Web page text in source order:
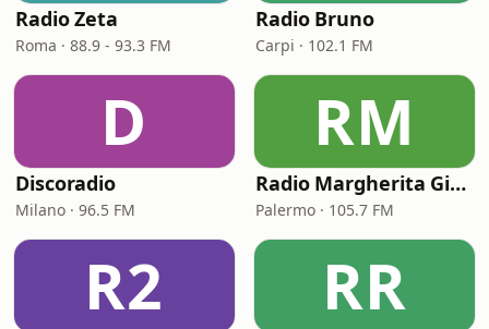
Radio Zeta
Roma · 88.9 - 93.3 FM
Radio Bruno
Carpi · 102.1 FM
D
Discoradio
Milano · 96.5 FM
RM
Radio Margherita Giovane
Palermo · 105.7 FM
R2 RR